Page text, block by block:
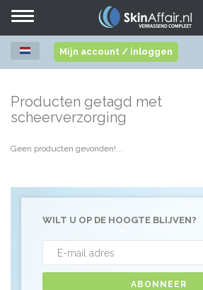
Toggle
Mijn account / inloggen
Producten getagd met
scheerverzorging
Geen producten gevonden!...
WILT U OP DE HOOGTE BLIJVEN?
ABONNEER